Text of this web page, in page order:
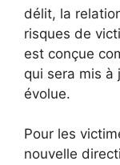
délit, la
risques de
est conçue
qui sera mis à
évolue.
Pour les
nouvelle